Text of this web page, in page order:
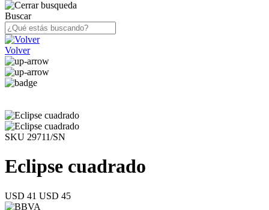
Buscar
Volver
SKU 29711/SN
Eclipse cuadrado
USD 41 USD 45